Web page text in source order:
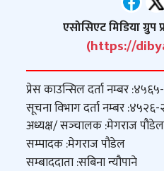
एसोसिएट मिडिया ग्रुप
(https://
प्रेस काउन्सिल दर्ता नम्बर :
सूचना विभाग दर्ता नम्बर :४५२६-
अध्यक्ष/ सञ्‍चालक :मेगराज पौडेल
सम्पादक :मेगराज पौडेल
सम्बाददाता :सबिना न्यौपाने